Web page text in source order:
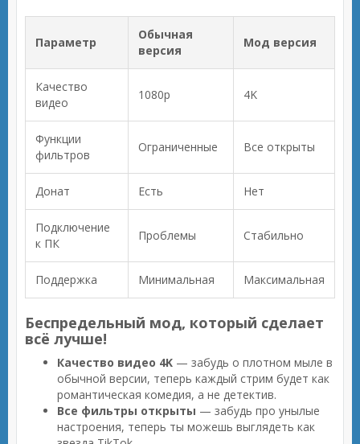
Параметр
Обычная
версия
Мод версия
Качество
видео
1080p 4K
Функции
фильтров
Ограниченные Все открыты
Донат Есть Нет
Подключение
к ПК
Проблемы Стабильно
Поддержка Минимальная Максимальная
Беспредельный мод, который сделает
всё лучше!
Качество видео 4K — забудь о плотном мыле в
обычной версии, теперь каждый стрим будет как
романтическая комедия, а не детектив.
Все фильтры открыты — забудь про унылые
настроения, теперь ты можешь выглядеть как